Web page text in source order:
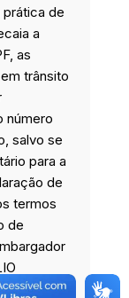
prática de
a
as
trânsito
número
salvo se
para a
de
termos
de
do Rio